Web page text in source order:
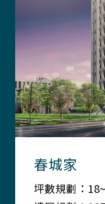
春城家
坪數規劃：